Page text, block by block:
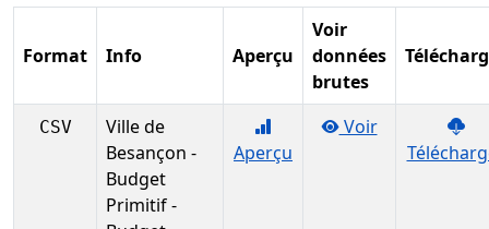
Format Info Aperçu
Voir
données
brutes
CSV
Ville de
Besançon -
Budget
Primitif -
Aperçu
Voir